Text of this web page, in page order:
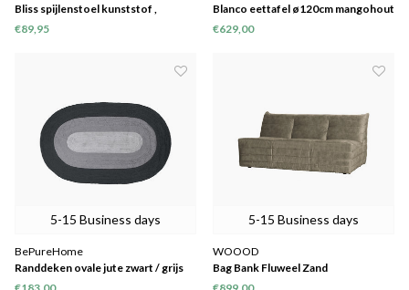
Bliss spijlenstoel kunststof ,
€89,95
Blanco eettafel ø120cm mangohout
€629,00
5-15 Business days
BePureHome
Randdeken ovale jute zwart / grijs
170x300
5-15 Business days
WOOOD
Bag Bank Fluweel Zand